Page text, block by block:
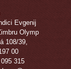
Evgenij
Olymp
108/39,
00
315